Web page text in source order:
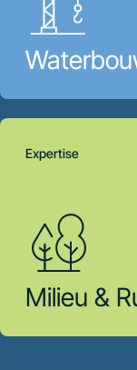
Expertise
Milieu &